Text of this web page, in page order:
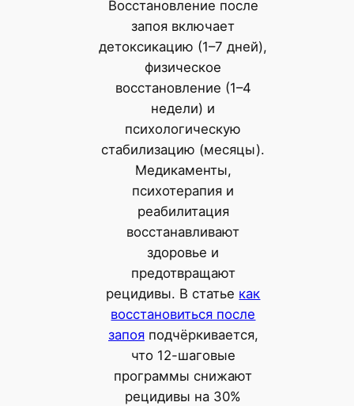
Восстановление после
запоя включает
детоксикацию (1–7 дней),
физическое
восстановление (1–4
недели) и
психологическую
стабилизацию (месяцы).
Медикаменты,
психотерапия и
реабилитация
восстанавливают
здоровье и
предотвращают
рецидивы. В статье как
восстановиться после
запояподчёркивается,
что 12-шаговые
программы снижают
рецидивы на 30%